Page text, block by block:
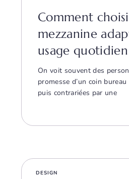
Comment
mezzanine
usage quotidien
On voit souvent des
promesse d’un coin
puis contrariées par une
DESIGN